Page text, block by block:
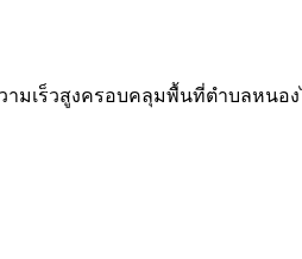
ามเร็วสูงครอบคลุมพื้นที่ตำบลหนอ